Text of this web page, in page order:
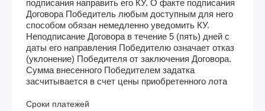
подписания направить его КУ. О факте подписания
Договора Победитель любым доступным для него
способом обязан немедленно уведомить КУ.
Неподписание Договора в течение 5 (пять) дней с
даты его направления Победителю означает отказ
(уклонение) Победителя от заключения Договора.
Сумма внесенного Победителем задатка
засчитывается в счет цены приобретенного лота
Сроки платежей